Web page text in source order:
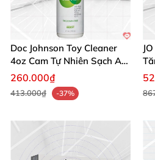
🔥 Mua ngay vòng bơm
chúng tôi để nâng tầm trải
nay! Đừng bỏ lỡ cơ hội sở
hiệu quả nhất. Thêm vào giỏ
Doc Johnson Toy Cleaner
4oz Cam Tự Nhiên Sạch An
Toàn
260.000₫
413.000₫ -37%